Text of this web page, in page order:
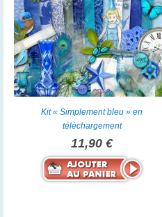
Kit « Simplement bleu » en
téléchargement
11,90 €